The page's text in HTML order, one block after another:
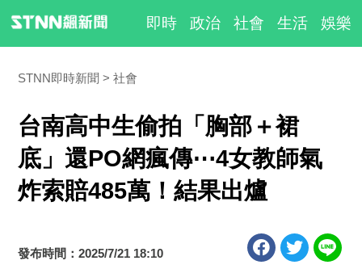
即時 政治 社會 生活 娛樂
STNN即時新聞 社會
台南高中生偷拍「胸部＋裙
底」還PO網瘋傳⋯4女教師氣
炸索賠485萬！結果出爐
發布時間：2025/7/21 18:10